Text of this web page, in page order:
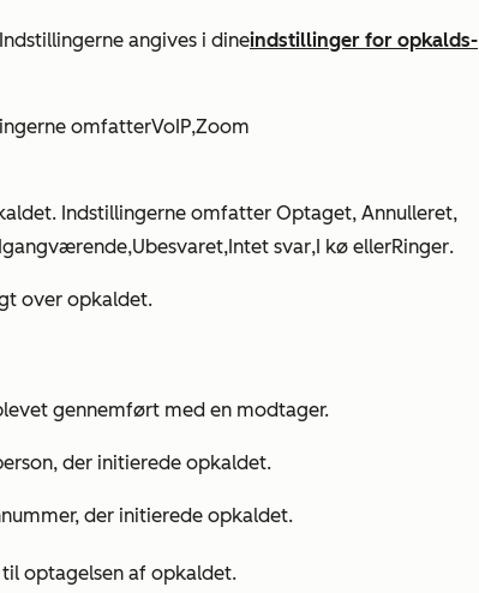
angives i dineindstillinger for opkalds-
omfatterVoIP,Zoom
Indstillingerne omfatter Optaget, Annulleret,
Igangværende,Ubesvaret,Intet svar,I kø ellerRinger.
over opkaldet.
gennemført med en modtager.
der initierede opkaldet.
der initierede opkaldet.
til optagelsen af opkaldet.